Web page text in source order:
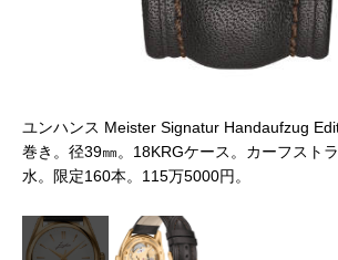
ユンハンス Meister Signatur Handaufzug
巻き。径39㎜。18KRGケース。カーフスト
水。限定160本。115万5000円。